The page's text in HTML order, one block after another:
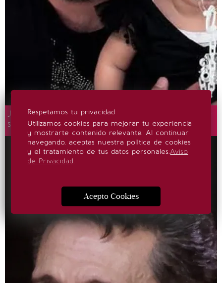
José Eduardo Derbez comparte nueva foto de
su hija en medio de rumores de separación
Respetamos tu privacidad
Utilizamos cookies para mejorar tu experiencia
y mostrarte contenido relevante. Al continuar
navegando, aceptas nuestra política de cookies
y el tratamiento de tus datos personales.Aviso
de Privacidad.
Acepto Cookies